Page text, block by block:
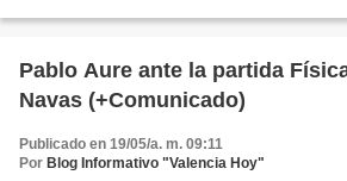
Pablo Aure ante la partida
Navas (+Comunicado)
Publicado en 19/05/a. m. 09:11
Por Blog Informativo "Valencia Hoy"